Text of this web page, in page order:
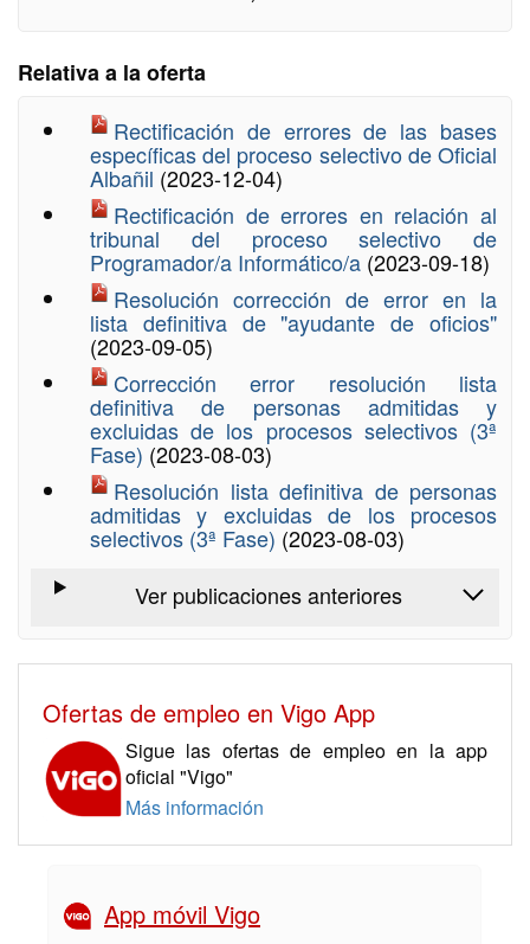
Relativa a la oferta
Rectificación de errores de las bases
específicas del proceso selectivo de Oficial
Albañil (2023-12-04)
Rectificación de errores en relación al
tribunal del proceso selectivo de
Programador/a Informático/a (2023-09-18)
Resolución corrección de error en la
lista definitiva de "ayudante de oficios"
(2023-09-05)
Corrección error resolución lista
definitiva de personas admitidas y
excluidas de los procesos selectivos (3ª
Fase) (2023-08-03)
Resolución lista definitiva de personas
admitidas y excluidas de los procesos
selectivos (3ª Fase) (2023-08-03)
Ver publicaciones anteriores
Ofertas de empleo en Vigo App
Sigue las ofertas de empleo en la app
oficial "Vigo"
Más información
App móvil Vigo